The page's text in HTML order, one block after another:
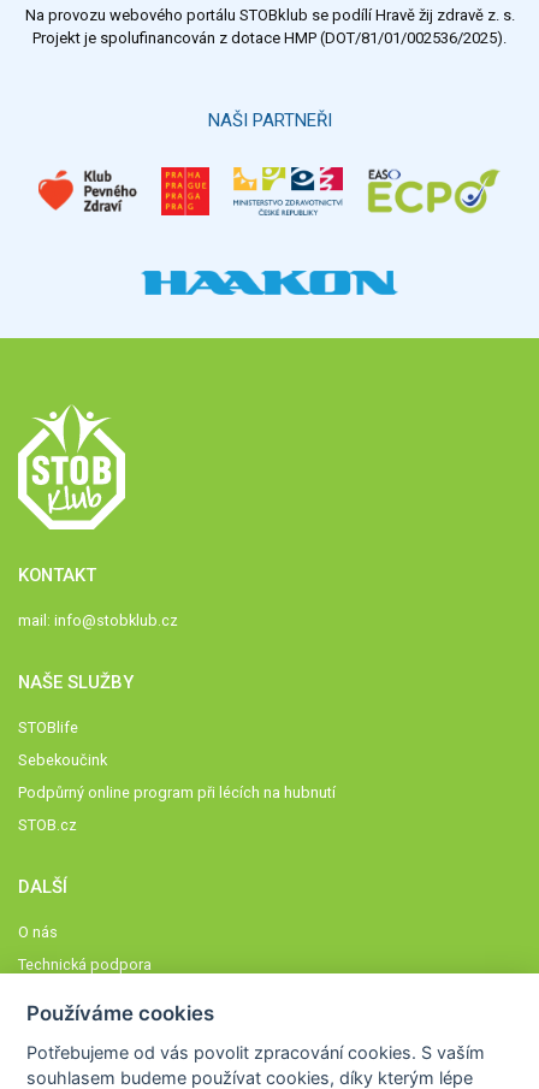
Výsledky Všechny ankety
Na provozu webového portálu STOBklub se podílí Hravě žij zdravě z. s.
Projekt je spolufinancován z dotace HMP (DOT/81/01/002536/2025).
NAŠI PARTNEŘI
KONTAKT
mail: info@stobklub.cz
NAŠE SLUŽBY
STOBlife
Sebekoučink
Podpůrný online program při lécích na hubnutí
STOB.cz
DALŠÍ
O nás
Technická podpora
Členové STOBklubu
Používáme cookies
Potřebujeme od vás povolit zpracování cookies. S vaším
souhlasem budeme používat cookies, díky kterým lépe